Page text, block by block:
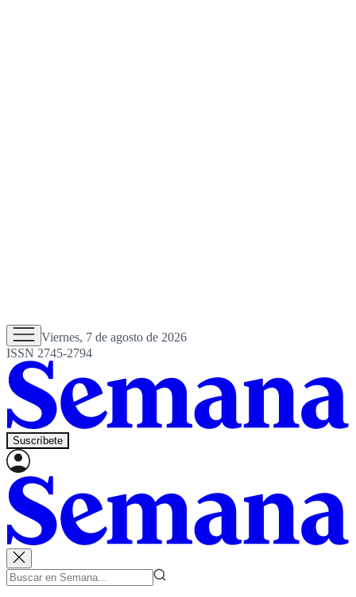
Viernes, 7 de agosto de 2026
ISSN 2745-2794
Suscríbete